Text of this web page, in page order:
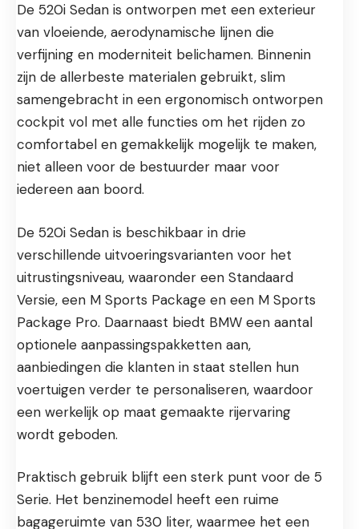
De 520i Sedan is ontworpen met een exterieur
van vloeiende, aerodynamische lijnen die
verfijning en moderniteit belichamen. Binnenin
zijn de allerbeste materialen gebruikt, slim
samengebracht in een ergonomisch ontworpen
cockpit vol met alle functies om het rijden zo
comfortabel en gemakkelijk mogelijk te maken,
niet alleen voor de bestuurder maar voor
iedereen aan boord.
De 520i Sedan is beschikbaar in drie
verschillende uitvoeringsvarianten voor het
uitrustingsniveau, waaronder een Standaard
Versie, een M Sports Package en een M Sports
Package Pro. Daarnaast biedt BMW een aantal
optionele aanpassingspakketten aan,
aanbiedingen die klanten in staat stellen hun
voertuigen verder te personaliseren, waardoor
een werkelijk op maat gemaakte rijervaring
wordt geboden.
Praktisch gebruik blijft een sterk punt voor de 5
Serie. Het benzinemodel heeft een ruime
bagageruimte van 530 liter, waarmee het een